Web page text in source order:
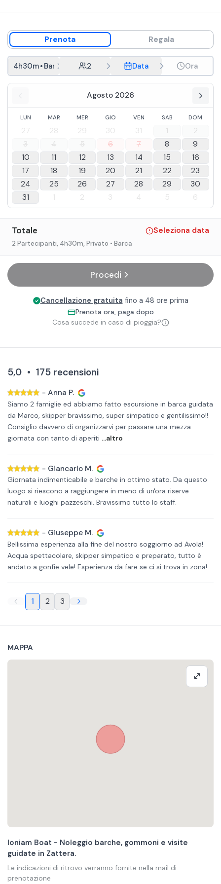
Prenota Regala
4h30m• Barca 2 Data Ora
Agosto 2026
LUN MAR MER GIO VEN SAB DOM
27 28 29 30 31 1
2
3
4 5 6 7 8
9
10
11 12 13 14 15
16
17
18 19 20 21 22
23
24
25 26 27 28 29
30
31
1 2 3 4 5 6
Totale Seleziona data
2 Partecipanti, 4h30m, Privato • Barca
Procedi
Cancellazione gratuita fino a 48 ore prima
Prenota ora, paga dopo
Cosa succede in caso di pioggia?
5,0 • 175 recensioni
- Anna P.
Siamo 2 famiglie ed abbiamo fatto escursione in barca guidata
da Marco, skipper bravissimo, super simpatico e gentilissimo!!
Consiglio davvero di organizzarvi per passare una mezza
giornata con tanto di aperiti ...altro
- Giancarlo M.
Giornata indimenticabile e barche in ottimo stato. Da questo
luogo si riescono a raggiungere in meno di un'ora riserve
naturali e luoghi pazzeschi. Bravissimo tutto lo staff.
- Giuseppe M.
Bellissima esperienza alla fine del nostro soggiorno ad Avola!
Acqua spettacolare, skipper simpatico e preparato, tutto è
andato a gonfie vele! Esperienza da fare se ci si trova in zona!
1 2 3
MAPPA
Ioniam Boat - Noleggio barche, gommoni e visite
guidate in Zattera.
Le indicazioni di ritrovo verranno fornite nella mail di
prenotazione